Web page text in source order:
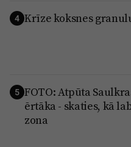
4 Krīze koksnes
5 FOTO: Atpūta
ērtāka - skaties, kā
zona